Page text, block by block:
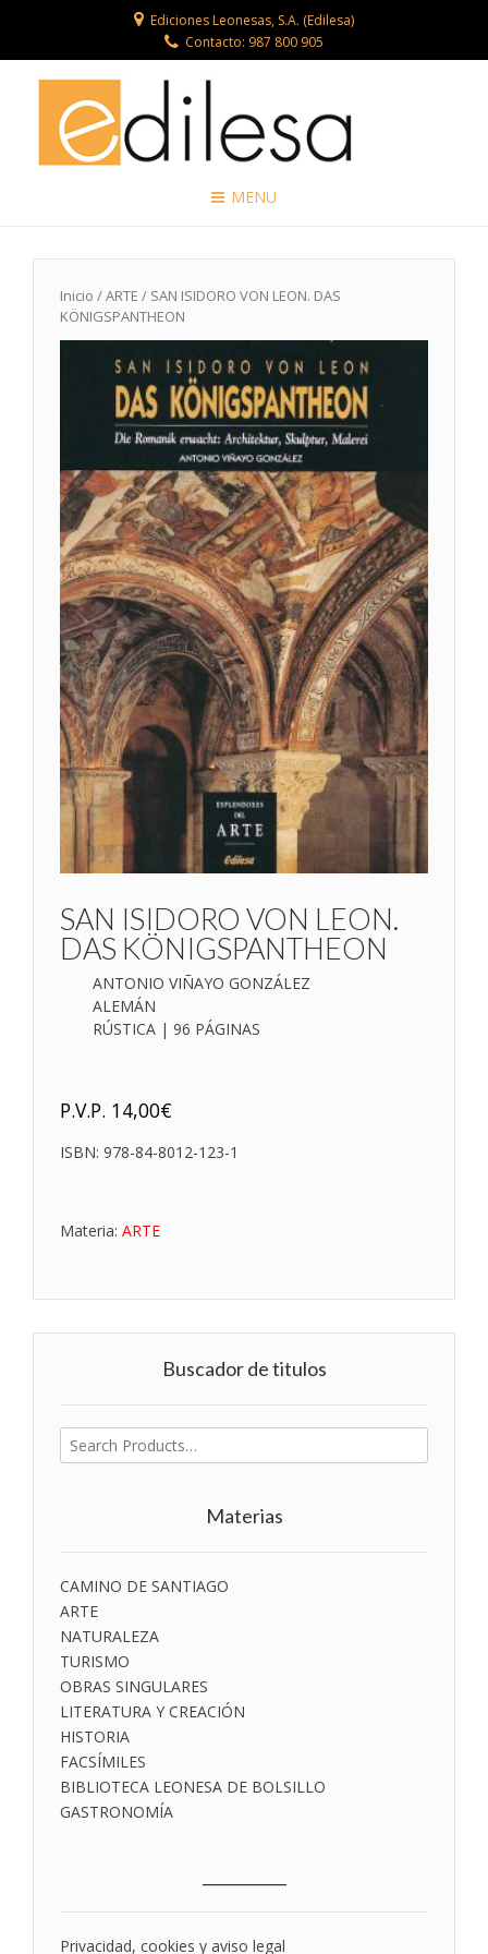
Ediciones Leonesas, S.A. (Edilesa)
Contacto: 987 800 905
MENU
Inicio /ARTE / SAN ISIDORO VON LEON. DAS
KÖNIGSPANTHEON
SAN ISIDORO VON LEON.
DAS KÖNIGSPANTHEON
ANTONIO VIÑAYO GONZÁLEZ
ALEMÁN
RÚSTICA | 96 PÁGINAS
P.V.P. 14,00€
ISBN: 978-84-8012-123-1
Materia: ARTE
Buscador de titulos
Buscar
por:
Materias
CAMINO DE SANTIAGO
ARTE
NATURALEZA
TURISMO
OBRAS SINGULARES
LITERATURA Y CREACIÓN
HISTORIA
FACSÍMILES
BIBLIOTECA LEONESA DE BOLSILLO
GASTRONOMÍA
Privacidad, cookies y aviso legal